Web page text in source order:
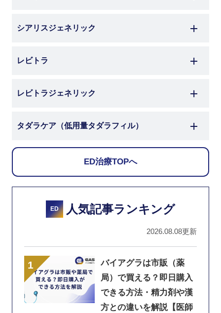
シアリスジェネリック
レビトラ
レビトラジェネリック
タダラケア（低用量タダラフィル）
ED治療TOPへ
ED 人気記事ランキング
2026.08.08更新
バイアグラは市販（薬
局）で買える？即日購入
できる方法・精力剤や漢
方との違いを解説【医師